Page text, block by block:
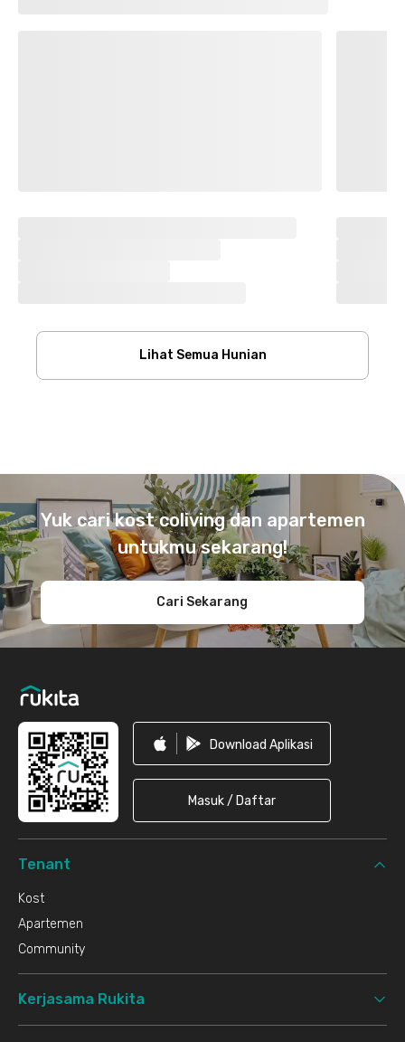
Lihat Semua Hunian
Yuk cari kost coliving dan apartemen
untukmu sekarang!
Cari Sekarang
Download Aplikasi
Masuk / Daftar
Tenant
Kost
Apartemen
Community
Kerjasama Rukita